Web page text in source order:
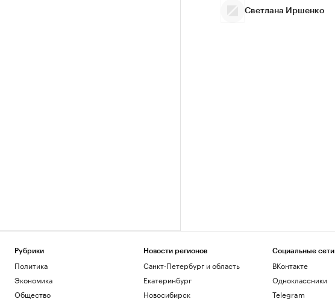
Светлана Иршенко
Рубрики
Политика
Экономика
Общество
Новости регионов
Санкт-Петербург и область
Екатеринбург
Новосибирск
Социальные сети
ВКонтакте
Одноклассники
Telegram